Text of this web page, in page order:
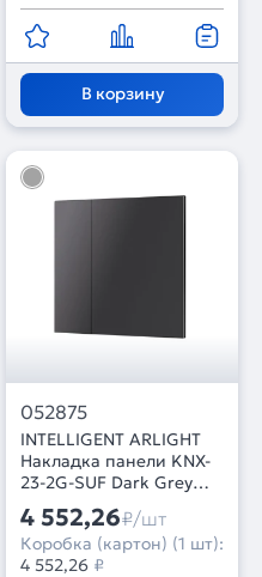
В корзину
052875
INTELLIGENT ARLIGHT
Накладка панели KNX-
23-2G-SUF Dark Grey
(Backlightless) (IARL,
IP20 Металл, 2 года)
4 552,26₽/шт
Коробка (картон) (1 шт):
4 552,26 ₽